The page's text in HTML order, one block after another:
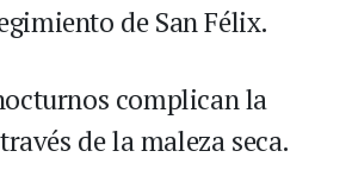
de San Félix.
complican la
de la maleza seca.